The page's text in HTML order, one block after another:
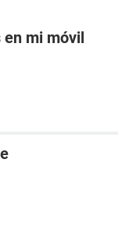
mi móvil